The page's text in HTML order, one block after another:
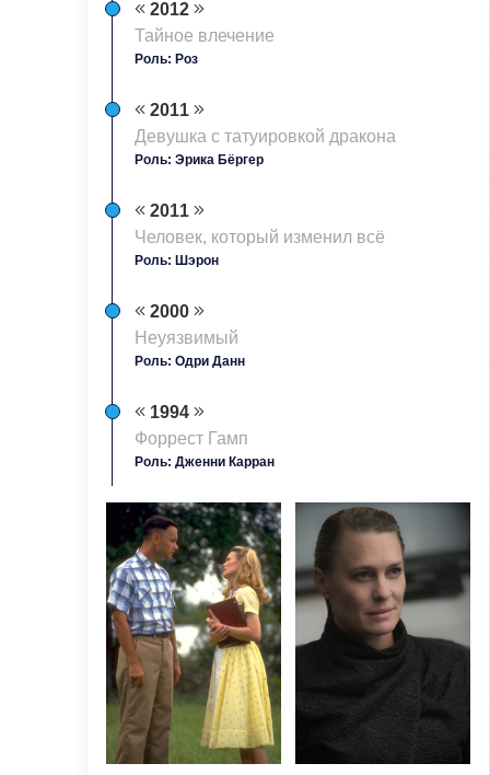
2012
Тайное влечение
Роль: Роз
2011
Девушка с татуировкой дракона
Роль: Эрика Бёргер
2011
Человек, который изменил всё
Роль: Шэрон
2000
Неуязвимый
Роль: Одри Данн
1994
Форрест Гамп
Роль: Дженни Карран